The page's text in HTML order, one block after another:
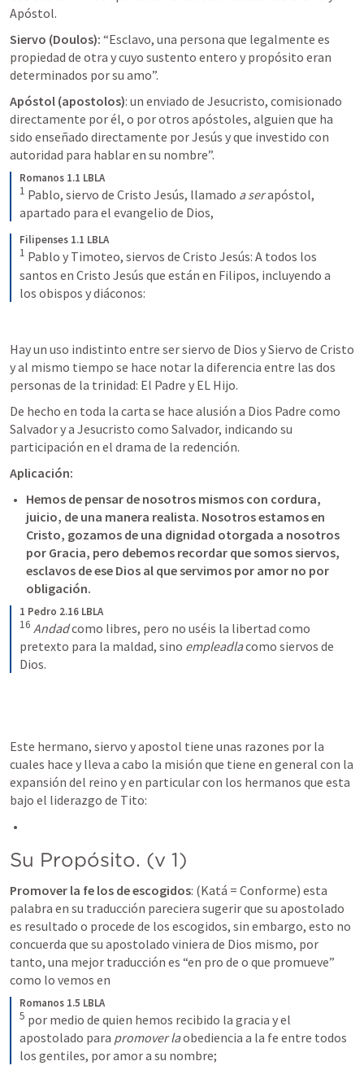
Apóstol.
Siervo (Doulos): “Esclavo, una persona que legalmente es
propiedad de otra y cuyo sustento entero y propósito eran
determinados por su amo”.
Apóstol (apostolos): un enviado de Jesucristo, comisionado
directamente por él, o por otros apóstoles, alguien que ha
sido enseñado directamente por Jesús y que investido con
autoridad para hablar en su nombre”.
Romanos 1.1 LBLA
1 Pablo, siervo de Cristo Jesús, llamado a ser apóstol,
apartado para el evangelio de Dios,
Filipenses 1.1 LBLA
1 Pablo y Timoteo, siervos de Cristo Jesús: A todos los
santos en Cristo Jesús que están en Filipos, incluyendo a
los obispos y diáconos:
Hay un uso indistinto entre ser siervo de Dios y Siervo de Cristo
y al mismo tiempo se hace notar la diferencia entre las dos
personas de la trinidad: El Padre y EL Hijo.
De hecho en toda la carta se hace alusión a Dios Padre como
Salvador y a Jesucristo como Salvador, indicando su
participación en el drama de la redención.
Aplicación:
Hemos de pensar de nosotros mismos con cordura,
juicio, de una manera realista. Nosotros estamos en
Cristo, gozamos de una dignidad otorgada a nosotros
por Gracia, pero debemos recordar que somos siervos,
esclavos de ese Dios al que servimos por amor no por
obligación.
1 Pedro 2.16 LBLA
16 Andad como libres, pero no uséis la libertad como
pretexto para la maldad, sino empleadla como siervos de
Dios.
Este hermano, siervo y apostol tiene unas razones por la
cuales hace y lleva a cabo la misión que tiene en general con la
expansión del reino y en particular con los hermanos que esta
bajo el liderazgo de Tito:
Su Propósito. (v 1)
Promover la fe los de escogidos: (Katá = Conforme) esta
palabra en su traducción pareciera sugerir que su apostolado
es resultado o procede de los escogidos, sin embargo, esto no
concuerda que su apostolado viniera de Dios mismo, por
tanto, una mejor traducción es “en pro de o que promueve”
como lo vemos en
Romanos 1.5 LBLA
5 por medio de quien hemos recibido la gracia y el
apostolado para promover la obediencia a la fe entre todos
los gentiles, por amor a su nombre;